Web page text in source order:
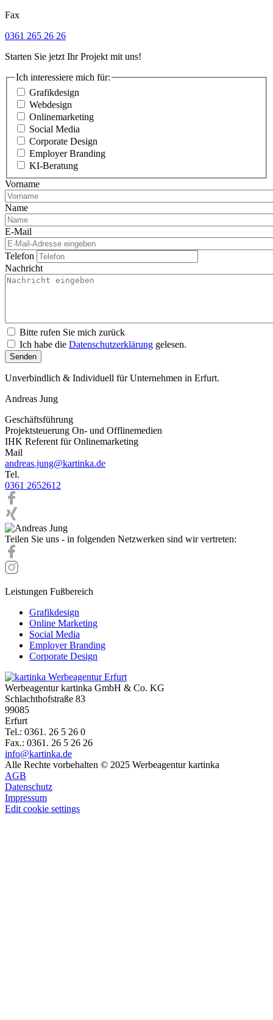
Fax
0361 265 26 26
Starten Sie jetzt Ihr Projekt mit uns!
Ich interessiere mich für:
Grafikdesign
Webdesign
Onlinemarketing
Social Media
Corporate Design
Employer Branding
KI-Beratung
Vorname
Name
E-Mail
Telefon
Nachricht
Bitte rufen Sie mich zurück
Ich habe die Datenschutzerklärung gelesen.
Unverbindlich & Individuell für Unternehmen in Erfurt.
Andreas Jung
Geschäftsführung
Projektsteuerung On- und Offlinemedien
IHK Referent für Onlinemarketing
Mail
andreas.jung@kartinka.de
Tel.
0361 2652612
Teilen Sie uns - in folgenden Netzwerken sind wir vertreten:
Leistungen Fußbereich
Grafikdesign
Online Marketing
Social Media
Employer Branding
Corporate Design
Werbeagentur kartinka GmbH & Co. KG
Schlachthofstraße 83
99085
Erfurt
Tel.: 0361. 26 5 26 0
Fax.: 0361. 26 5 26 26
info@kartinka.de
Alle Rechte vorbehalten © 2025 Werbeagentur kartinka
AGB
Datenschutz
Impressum
Edit cookie settings